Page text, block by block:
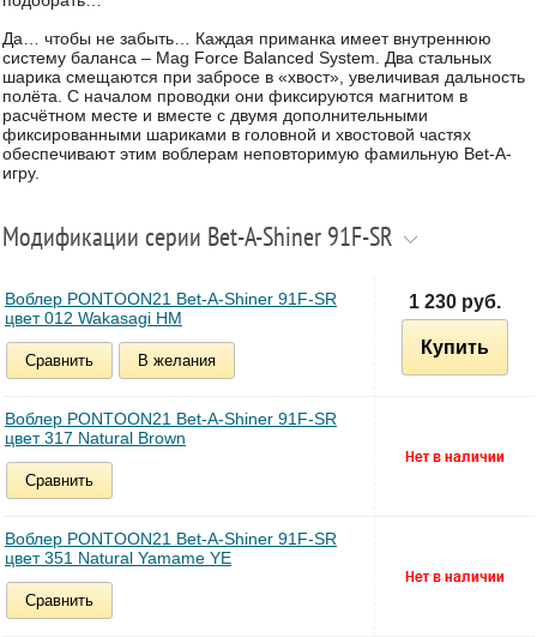
Да… чтобы не забыть… Каждая приманка имеет внутреннюю
систему баланса – Mag Force Balanced System. Два стальных
шарика смещаются при забросе в «хвост», увеличивая дальность
полёта. С началом проводки они фиксируются магнитом в
расчётном месте и вместе с двумя дополнительными
фиксированными шариками в головной и хвостовой частях
обеспечивают этим воблерам неповторимую фамильную Bet-A-
игру.
Модификации серии Bet-A-Shiner 91F-SR
Воблер PONTOON21 Bet-A-Shiner 91F-SR
цвет 012 Wakasagi HM
Сравнить В желания
1 230 руб.
Купить
Воблер PONTOON21 Bet-A-Shiner 91F-SR
цвет 317 Natural Brown
Сравнить
Воблер PONTOON21 Bet-A-Shiner 91F-SR
цвет 351 Natural Yamame YE
Сравнить